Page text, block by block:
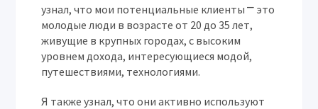
узнал, что мои потенциальные клиенты ⎻ это
молодые люди в возрасте от 20 до 35 лет,
живущие в крупных городах, с высоким
уровнем дохода, интересующиеся модой,
путешествиями, технологиями.
Я также узнал, что они активно используют